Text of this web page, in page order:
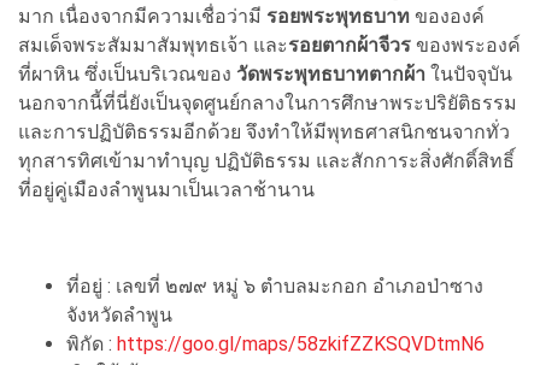
มาก เนื่องจากมีความเชื่อว่ามี รอยพระพุทธบาท ขององค์
สมเด็จพระสัมมาสัมพุทธเจ้า และรอยตากผ้าจีวร ของพระองค์
ที่ผาหิน ซึ่งเป็นบริเวณของ วัดพระพุทธบาทตากผ้า ในปัจจุบัน
นอกจากนี้ที่นี่ยังเป็นจุดศูนย์กลางในการศึกษาพระปริยัติธรรม
และการปฏิบัติธรรมอีกด้วย จึงทำให้มีพุทธศาสนิกชนจากทั่ว
ทุกสารทิศเข้ามาทำบุญ ปฏิบัติธรรม และสักการะสิ่งศักดิ์สิทธิ์
ที่อยู่คู่เมืองลำพูนมาเป็นเวลาช้านาน
ที่อยู่ : เลขที่ ๒๗๙ หมู่ ๖ ตำบลมะกอก อำเภอป่าซาง
จังหวัดลำพูน
พิกัด : https://goo.gl/maps/58zkifZZKSQVDtmN6